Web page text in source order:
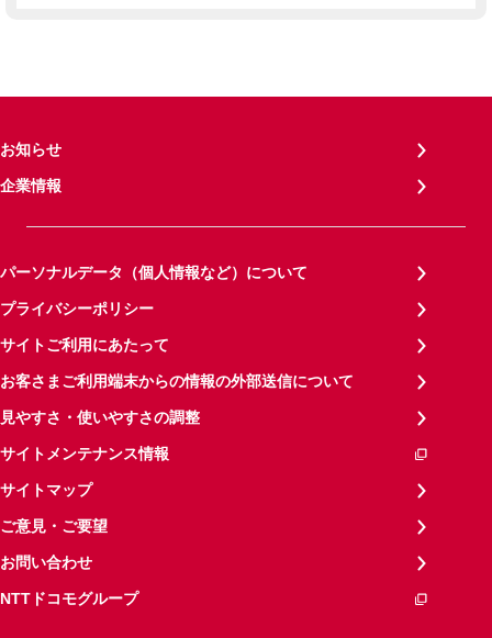
お知らせ
企業情報
パーソナルデータ（個人情報など）について
プライバシーポリシー
サイトご利用にあたって
お客さまご利用端末からの情報の外部送信について
見やすさ・使いやすさの調整
サイトメンテナンス情報
サイトマップ
ご意見・ご要望
お問い合わせ
NTTドコモグループ